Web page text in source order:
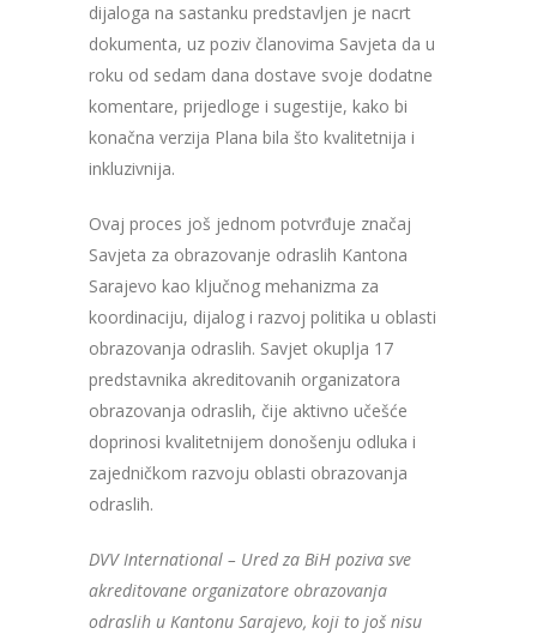
dijaloga na sastanku predstavljen je nacrt
dokumenta, uz poziv članovima Savjeta da u
roku od sedam dana dostave svoje dodatne
komentare, prijedloge i sugestije, kako bi
konačna verzija Plana bila što kvalitetnija i
inkluzivnija.
Ovaj proces još jednom potvrđuje značaj
Savjeta za obrazovanje odraslih Kantona
Sarajevo kao ključnog mehanizma za
koordinaciju, dijalog i razvoj politika u oblasti
obrazovanja odraslih. Savjet okuplja 17
predstavnika akreditovanih organizatora
obrazovanja odraslih, čije aktivno učešće
doprinosi kvalitetnijem donošenju odluka i
zajedničkom razvoju oblasti obrazovanja
odraslih.
DVV International – Ured za BiH poziva sve
akreditovane organizatore obrazovanja
odraslih u Kantonu Sarajevo, koji to još nisu